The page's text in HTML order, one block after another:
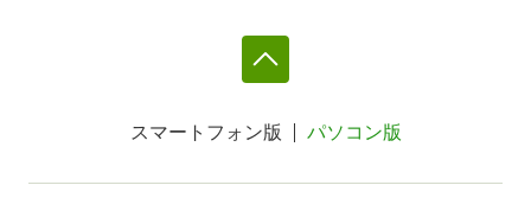
スマートフォン版 パソコン版